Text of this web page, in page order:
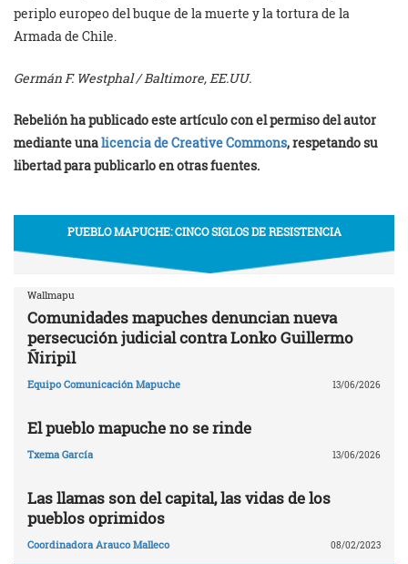
periplo europeo del buque de la muerte y la tortura de la
Armada de Chile.
Germán F. Westphal / Baltimore, EE.UU.
Rebelión ha publicado este artículo con el permiso del autor
mediante unalicencia de Creative Commons, respetando su
libertad para publicarlo en otras fuentes.
PUEBLO MAPUCHE: CINCO SIGLOS DE RESISTENCIA
Wallmapu
Comunidades mapuches denuncian nueva
persecución judicial contra Lonko Guillermo
Ñiripil
Equipo Comunicación Mapuche 13/06/2026
El pueblo mapuche no se rinde
Txema García 13/06/2026
Las llamas son del capital, las vidas de los
pueblos oprimidos
Coordinadora Arauco Malleco 08/02/2023